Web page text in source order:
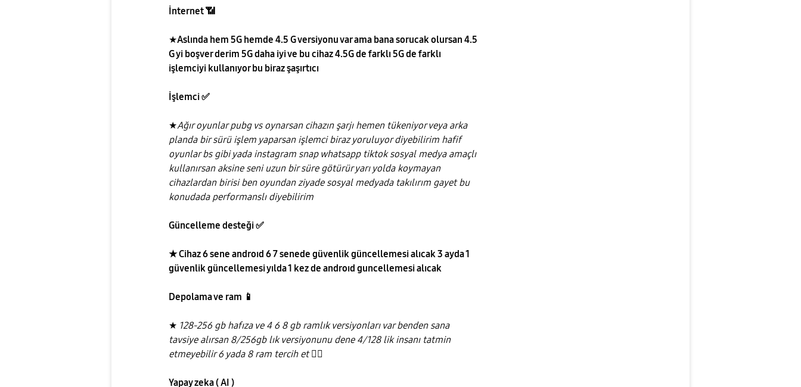
İnternet📶
★Aslında hem 5G hemde 4.5 G versiyonu var ama bana sorucak olursan 4.5
G yi boşver derim 5G daha iyi ve bu cihaz 4.5G de farklı 5G de farklı
işlemciyi kullanıyor bu biraz şaşırtıcı
İşlemci✅
★Ağır oyunlar pubg vs oynarsan cihazın şarjı hemen tükeniyor veya arka
planda bir sürü işlem yaparsan işlemci biraz yoruluyor diyebilirim hafif
oyunlar bs gibi yada instagram snap whatsapp tiktok sosyal medya amaçlı
kullanırsan aksine seni uzun bir süre götürür yarı yolda koymayan
cihazlardan birisi ben oyundan ziyade sosyal medyada takılırım gayet bu
konudada performanslı diyebilirim
Güncelleme desteği✅
★ Cihaz 6 sene androıd 6 7 senede güvenlik güncellemesi alıcak 3 ayda 1
güvenlik güncellemesi yılda 1 kez de androıd guncellemesi alıcak
Depolama ve ram 📱
★ 128-256 gb hafıza ve 4 6 8 gb ramlık versiyonları var benden sana
tavsiye alırsan 8/256gb lık versiyonunu dene 4/128 lik insanı tatmin
etmeyebilir 6 yada 8 ram tercih et 👍🏻
Yapay zeka ( AI )